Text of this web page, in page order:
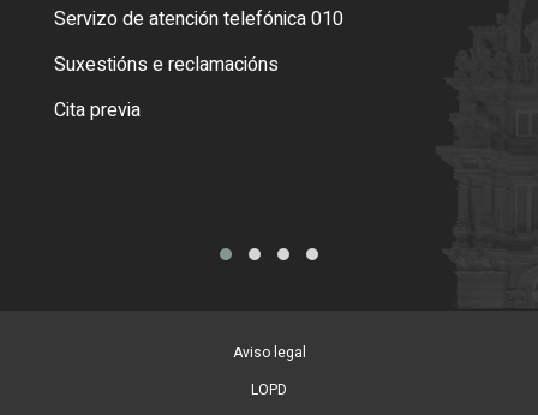
Servizo de atención telefónica 010
Suxestións e reclamacións
Cita previa
Aviso legal
LOPD